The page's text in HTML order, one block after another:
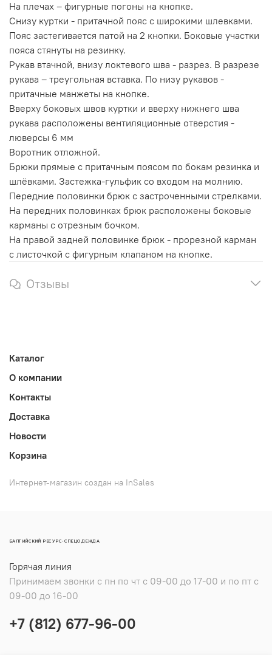
На плечах – фигурные погоны на кнопке.
Снизу куртки - притачной пояс с широкими шлевками.
Пояс застегивается патой на 2 кнопки. Боковые участки
пояса стянуты на резинку.
Рукав втачной, внизу локтевого шва - разрез. В разрезе
рукава – треугольная вставка. По низу рукавов -
притачные манжеты на кнопке.
Вверху боковых швов куртки и вверху нижнего шва
рукава расположены вентиляционные отверстия -
люверсы 6 мм
Воротник отложной.
Брюки прямые с притачным поясом по бокам резинка и
шлёвками. Застежка-гульфик со входом на молнию.
Передние половинки брюк с застроченными стрелками.
На передних половинках брюк расположены боковые
карманы с отрезным бочком.
На правой задней половинке брюк - прорезной карман
с листочкой с фигурным клапаном на кнопке.
Отзывы
Каталог
О компании
Контакты
Доставка
Новости
Корзина
Интернет-магазин создан на InSales
БАЛТИЙСКИЙ РЕСУРС-СПЕЦОДЕЖДА
Горячая линия
Принимаем звонки с пн по чт с 09-00 до 17-00 и по пт с
09-00 до 16-00
+7 (812) 677-96-00